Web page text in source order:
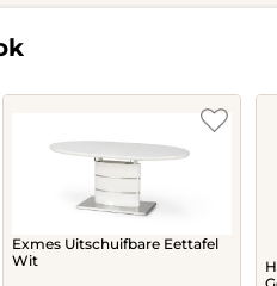
Exmes Uitschuifbare Eettafel
Wit